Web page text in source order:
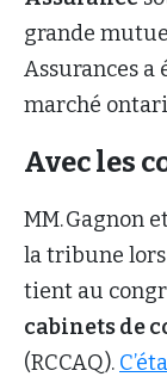
grande
Assurances a
marché
Avec les
MM. Gagnon
la tribune
tient au
cabinets de
(RCCAQ).